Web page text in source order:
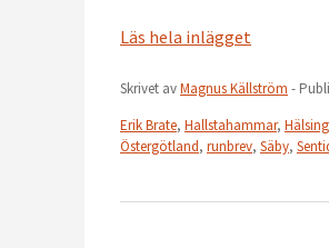
Läs hela inlägget
Skrivet avMagnus Källström -
Erik Brate, Hallstahammar,
Östergötland, runbrev, Säby,